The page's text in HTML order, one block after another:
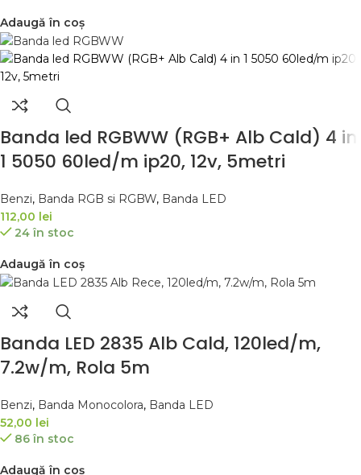
Adaugă în coș
Banda led RGBWW (RGB+ Alb Cald) 4 in
1 5050 60led/m ip20, 12v, 5metri
Benzi, Banda RGB si RGBW, Banda LED
112,00 lei
24 în stoc
Adaugă în coș
Banda LED 2835 Alb Cald, 120led/m,
7.2w/m, Rola 5m
Benzi, Banda Monocolora, Banda LED
52,00 lei
86 în stoc
Adaugă în coș